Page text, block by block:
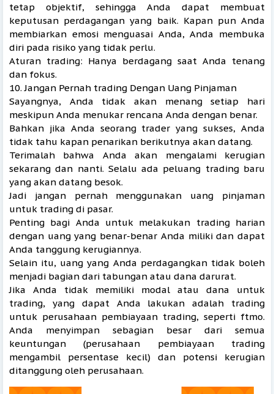
tetap objektif, sehingga Anda dapat membuat
keputusan perdagangan yang baik. Kapan pun Anda
membiarkan emosi menguasai Anda, Anda membuka
diri pada risiko yang tidak perlu.
Aturan trading: Hanya berdagang saat Anda tenang
dan fokus.
10. Jangan Pernah trading Dengan Uang Pinjaman
Sayangnya, Anda tidak akan menang setiap hari
meskipun Anda menukar rencana Anda dengan benar.
Bahkan jika Anda seorang trader yang sukses, Anda
tidak tahu kapan penarikan berikutnya akan datang.
Terimalah bahwa Anda akan mengalami kerugian
sekarang dan nanti. Selalu ada peluang trading baru
yang akan datang besok.
Jadi jangan pernah menggunakan uang pinjaman
untuk trading di pasar.
Penting bagi Anda untuk melakukan trading harian
dengan uang yang benar-benar Anda miliki dan dapat
Anda tanggung kerugiannya.
Selain itu, uang yang Anda perdagangkan tidak boleh
menjadi bagian dari tabungan atau dana darurat.
Jika Anda tidak memiliki modal atau dana untuk
trading, yang dapat Anda lakukan adalah trading
untuk perusahaan pembiayaan trading, seperti ftmo.
Anda menyimpan sebagian besar dari semua
keuntungan (perusahaan pembiayaan trading
mengambil persentase kecil) dan potensi kerugian
ditanggung oleh perusahaan.